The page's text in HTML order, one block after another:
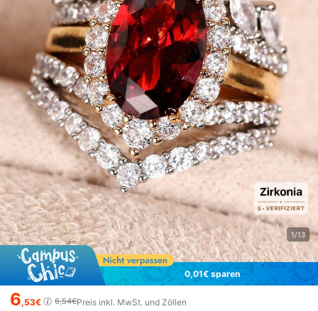
1/13
0,01€ sparen
6,53€ 6,54€Preis inkl. MwSt. und Zöllen